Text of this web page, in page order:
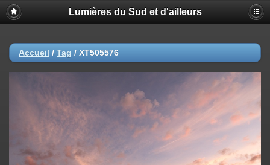
Lumières du Sud et d'ailleurs
Accueil / Tag / XT505576